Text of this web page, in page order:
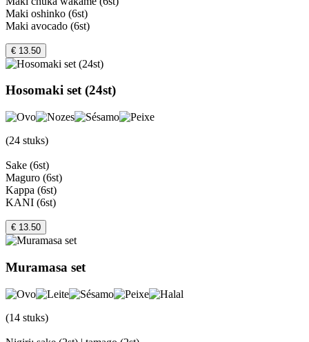
Maki oshinko (6st)
Maki avocado (6st)
€ 13.50
Hosomaki set (24st)
(24 stuks)
Sake (6st)
Maguro (6st)
Kappa (6st)
KANI (6st)
€ 13.50
Muramasa set
(14 stuks)